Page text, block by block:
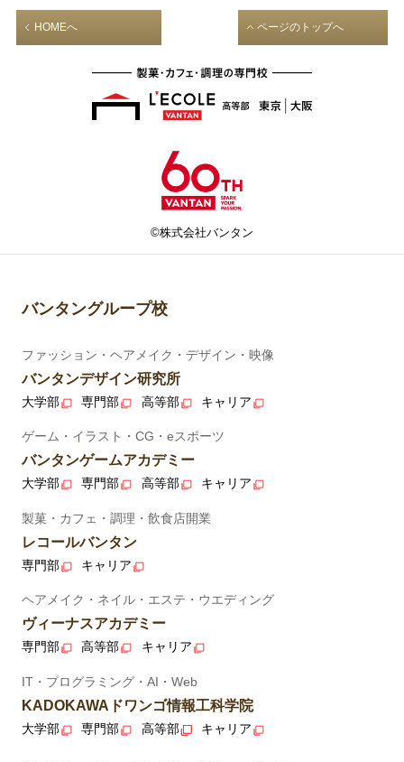
HOMEへ ページのトップへ
©株式会社バンタン
バンタングループ校
ファッション・ヘアメイク・デザイン・映像
バンタンデザイン研究所
大学部 専門部 高等部 キャリア
ゲーム・イラスト・CG・eスポーツ
バンタンゲームアカデミー
大学部 専門部 高等部 キャリア
製菓・カフェ・調理・飲食店開業
レコールバンタン
専門部 キャリア
ヘアメイク・ネイル・エステ・ウエディング
ヴィーナスアカデミー
専門部 高等部 キャリア
IT・プログラミング・AI・Web
KADOKAWAドワンゴ情報工科学院
大学部 専門部 高等部 キャリア